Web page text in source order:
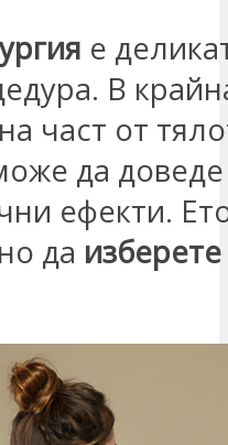
е
В
част от
да
ефекти.
да